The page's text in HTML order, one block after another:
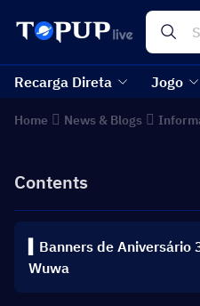
Recarga Direta Jogo
Home News & Blogs
Contents
▍Banners de Aniversário
Wuwa